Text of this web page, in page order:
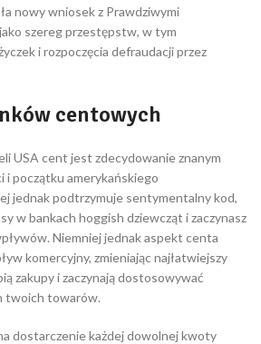
nowy wniosek z Prawdziwymi
szereg przestępstw, w tym
i rozpoczęcia defraudacji przez
centowych
USA cent jest zdecydowanie znanym
i początku amerykańskiego
jednak podtrzymuje sentymentalny kod,
w bankach hoggish dziewcząt i zaczynasz
Niemniej jednak aspekt centa
komercyjny, zmieniając najłatwiejszy
zakupy i zaczynają dostosowywać
twoich towarów.
dostarczenie każdej dowolnej kwoty